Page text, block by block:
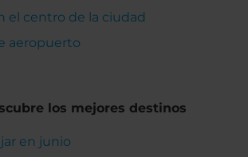
el centro de la ciudad
aeropuerto
los mejores destinos
en junio